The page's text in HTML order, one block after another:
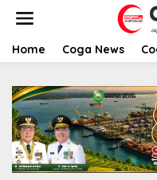
t
Home Coga News